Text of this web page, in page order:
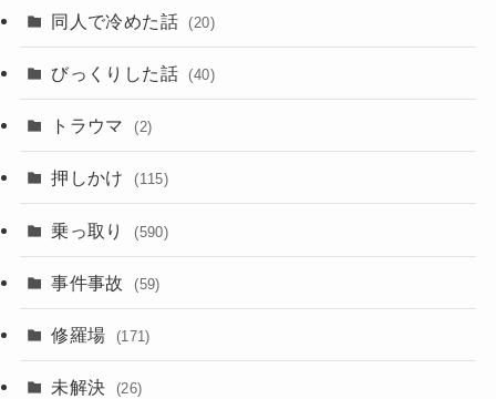
同人で冷めた話 (20)
びっくりした話 (40)
トラウマ (2)
押しかけ (115)
乗っ取り (590)
事件事故 (59)
修羅場 (171)
未解決 (26)